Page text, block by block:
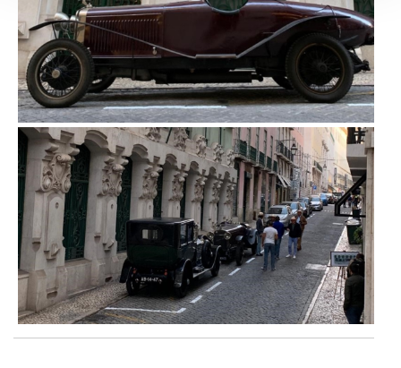
Adicionalmente partilhamos informação, relativa à sua
utilização do nosso site de publicidade e de análise, com
parceiros e organizações na UE e em países terceiros.
O ACP garantirá que as transferências internacionais de
dados pessoais serão realizadas apenas com o seu
consentimento e quando tal se afigure estritamente
necessário no contexto dos serviços a prestar.
Realçamos que o bloqueio de certo tipo de Cookies e
tecnologias similares pode ter impacto na sua
experiência de navegação no Website e nos serviços
disponibilizados.
Consulte a política de cookies do site.